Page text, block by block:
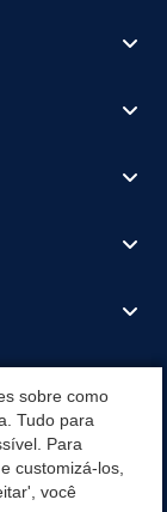
sobre como
Tudo para
Para
customizá-los,
você